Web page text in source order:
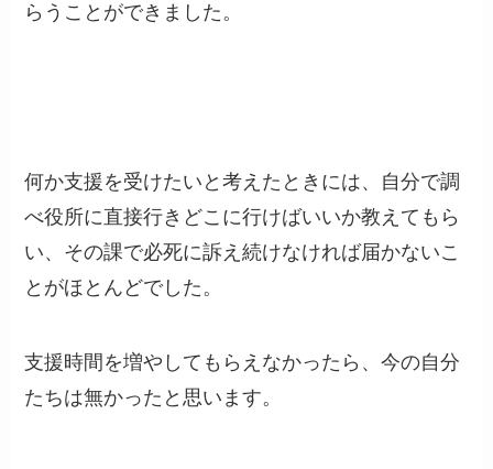
らうことができました。
何か支援を受けたいと考えたときには、自分で調
べ役所に直接行きどこに行けばいいか教えてもら
い、その課で必死に訴え続けなければ届かないこ
とがほとんどでした。
支援時間を増やしてもらえなかったら、今の自分
たちは無かったと思います。